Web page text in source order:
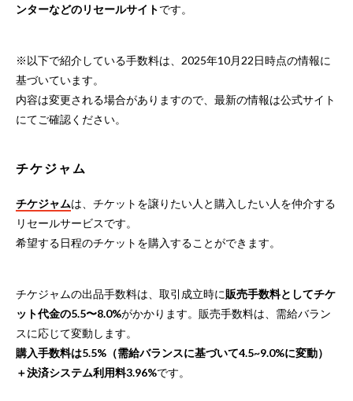
ンターなどのリセールサイトです。
※以下で紹介している手数料は、 2025年10月 22日時点の情報に
基づいています。
内容は変更される場合がありますので、最新の情報は公式サイト
にてご確認ください。
チケジャム
チケジャムは、チケットを譲りたい人と購入したい人を仲介する
リセールサービスです。
希望する日程のチケットを購入することができます。
チケジャムの出品手数料は、取引成立時に販売手数料としてチケ
ット代金の5.5〜8.0%がかかります。販売手数料は、需給バラン
スに応じて変動します。
購入手数料は5.5%（需給バランスに基づいて4.5~9.0%に変動）
＋決済システム利用料3.96%です。